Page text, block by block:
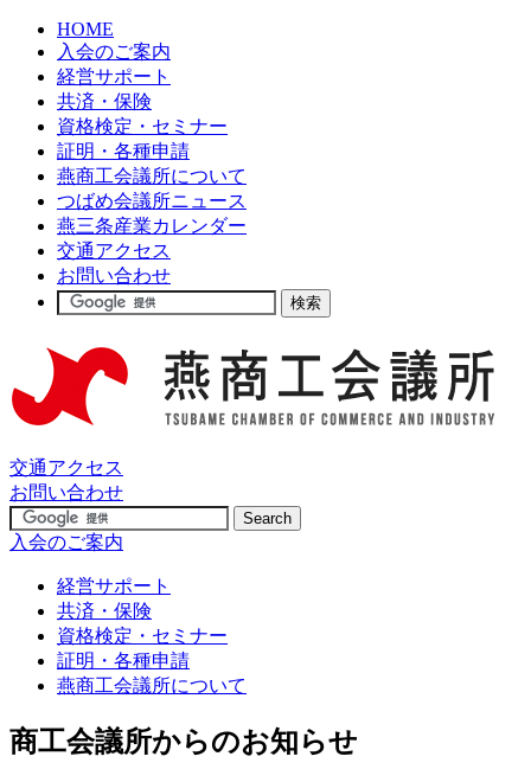
HOME
入会のご案内
経営サポート
共済・保険
資格検定・セミナー
証明・各種申請
燕商工会議所について
つばめ会議所ニュース
燕三条産業カレンダー
交通アクセス
お問い合わせ
交通アクセス
お問い合わせ
入会のご案内
経営サポート
共済・保険
資格検定・セミナー
証明・各種申請
燕商工会議所について
商工会議所からのお知らせ